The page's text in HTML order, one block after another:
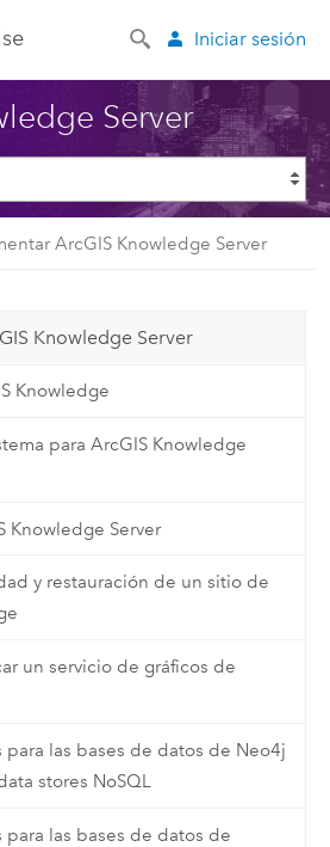
Iniciar sesión
Server
ArcGIS Knowledge Server
Knowledge Server
Knowledge
para ArcGIS Knowledge
Knowledge Server
y restauración de un sitio de
un servicio de gráficos de
para las bases de datos de Neo4j
stores NoSQL
las bases de datos de